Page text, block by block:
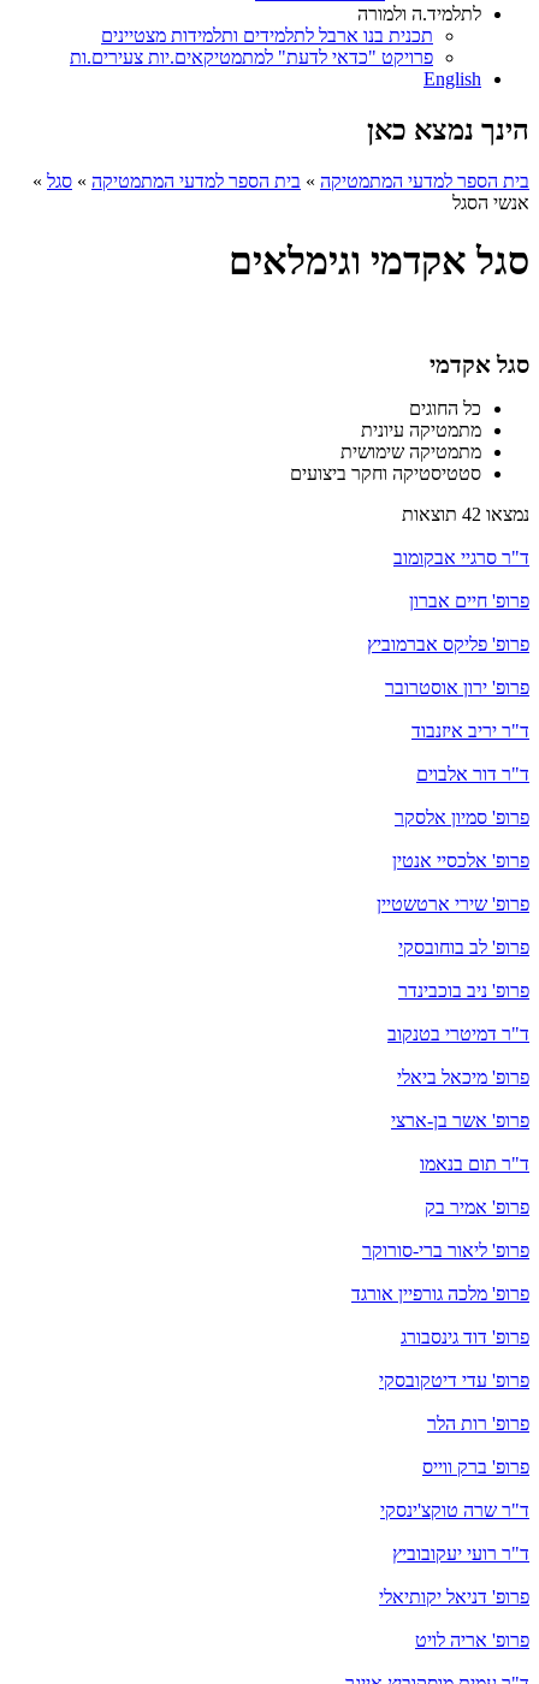
לתלמיד.ה ולמורה
תכנית בנו ארבל לתלמידים ותלמידות מצטיינים
פרויקט "כדאי לדעת" למתמטיקאים.יות צעירים.ות
English
הינך נמצא כאן
בית הספר למדעי המתמטיקה » בית הספר למדעי המתמטיקה » סגל »
אנשי הסגל
סגל אקדמי וגימלאים
סגל אקדמי
כל החוגים
מתמטיקה עיונית
מתמטיקה שימושית
סטטיסטיקה וחקר ביצועים
נמצאו 42 תוצאות
ד"ר סרגיי אבקומוב
פרופ' חיים אברון
פרופ' פליקס אברמוביץ
פרופ' ירון אוסטרובר
ד"ר יריב איזנבוד
ד"ר דור אלבוים
פרופ' סמיון אלסקר
פרופ' אלכסיי אנטין
פרופ' שירי ארטשטיין
פרופ' לב בוחובסקי
פרופ' ניב בוכבינדר
ד"ר דמיטרי בטנקוב
פרופ' מיכאל ביאלי
פרופ' אשר בן-ארצי
ד"ר תום בנאמו
פרופ' אמיר בק
פרופ' ליאור ברי-סורוקר
פרופ' מלכה גורפיין אורגד
פרופ' דוד גינסבורג
פרופ' עדי דיטקובסקי
פרופ' רות הלר
פרופ' ברק ווייס
ד"ר שרה טוקצ'ינסקי
ד"ר רועי יעקובוביץ
פרופ' דניאל יקותיאלי
פרופ' אריה לויט